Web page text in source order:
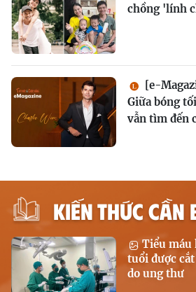
chồng 'lính
[e-
Giữa bóng
vẫn tìm đến
KIẾN THỨC CẦN
Tiểu máu
tuổi được
do ung thư